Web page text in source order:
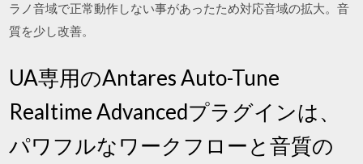
ラノ音域で正常動作しない事があったため対応音域の拡大。音
質を少し改善。
UA専用のAntares Auto-Tune
Realtime Advancedプラグインは、
パワフルなワークフローと音質の